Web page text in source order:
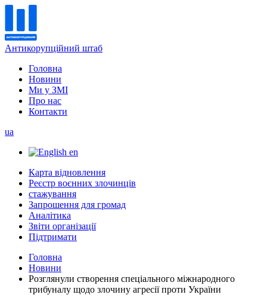
Антикорупційний штаб
Головна
Новини
Ми у ЗМІ
Про нас
Контакти
ua
en
Карта відновлення
Реєстр воєнних злочинців
стажування
Запрошення для громад
Аналітика
Звіти організації
Підтримати
Головна
Новини
Розглянули створення спеціального міжнародного
трибуналу щодо злочину агресії проти України